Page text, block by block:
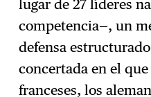
lugar de 27 líderes
competencia—, un
defensa
concertada en el
franceses, los